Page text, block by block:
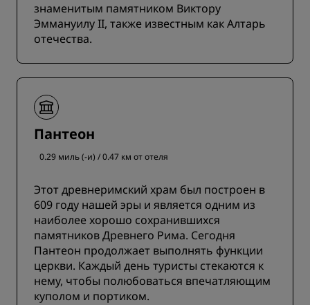
знаменитым памятником Виктору
Эммануилу II, также известным как Алтарь
отечества.
Пантеон
0.29 миль (-и) / 0.47 км от отеля
Этот древнеримский храм был построен в
609 году нашей эры и является одним из
наиболее хорошо сохранившихся
памятников Древнего Рима. Сегодня
Пантеон продолжает выполнять функции
церкви. Каждый день туристы стекаются к
нему, чтобы полюбоваться впечатляющим
куполом и портиком.